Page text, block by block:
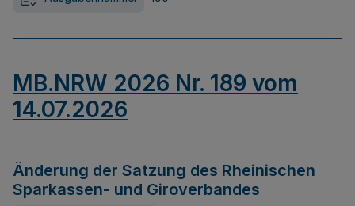
MB.NRW 2026 Nr. 189 vom
14.07.2026
Änderung der Satzung des Rheinischen
Sparkassen- und Giroverbandes